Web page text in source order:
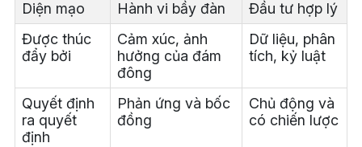
Diện mạo Hành vi bầy đàn
Đầu tư hợp lý
Được thúc
đẩy bởi
Cảm xúc, ảnh
hưởng của đám
đông
Dữ liệu, phân
tích, kỷ luật
Quyết định
ra quyết
định
Phản ứng và bốc
đồng
Chủ động và
có chiến lược